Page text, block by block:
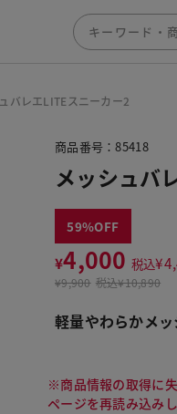
バレエLITEスニーカー2
商品番号：85418
メッシュバ
59
¥4,000 税込¥
¥9,900 税込¥10,890
軽量やわらかメッ
※商品情報の取得に失
ページを再読み込みし